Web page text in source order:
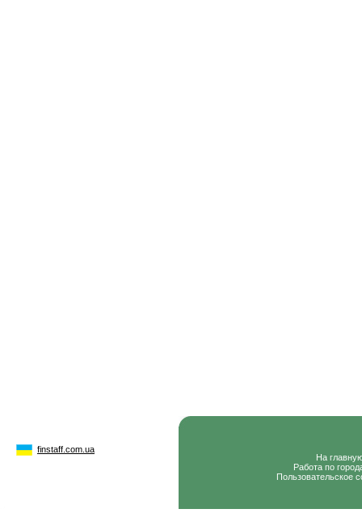
finstaff.com.ua
На
Работа по
Пользовательское